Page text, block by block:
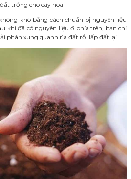
trồng cho cây hoa
khó bằng cách chuẩn bị nguyên liệu
khi đã có nguyên liệu ở phía trên, bạn chỉ
phân xung quanh rìa đất rồi lấp đất lại.